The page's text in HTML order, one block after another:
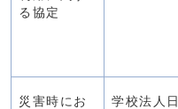
る協定
災害時にお
学校法人日